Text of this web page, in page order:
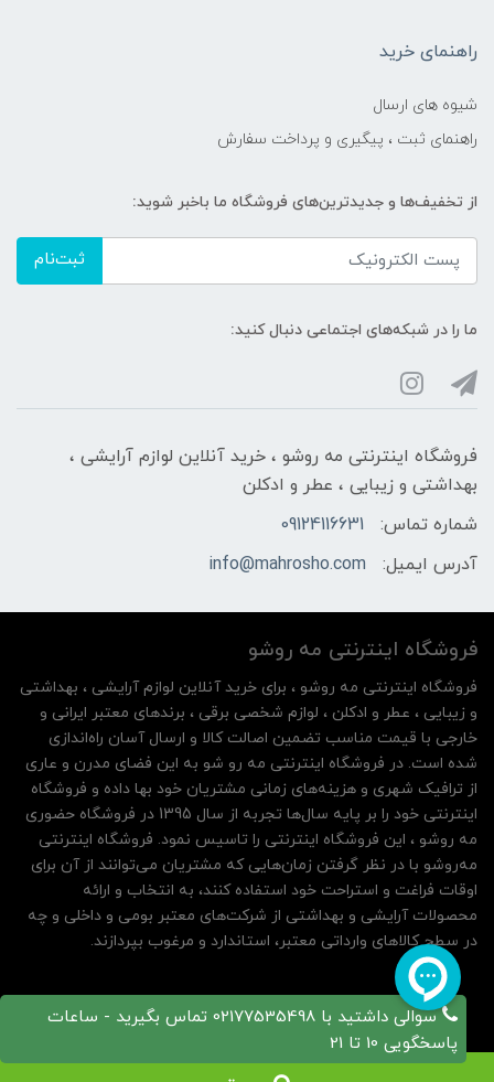
راهنمای خرید
شیوه های ارسال
راهنمای ثبت ، پیگیری و پرداخت سفارش
از تخفیف‌ها و جدیدترین‌های فروشگاه ما باخبر شوید:
ثبت‌نام
ما را در شبکه‌های اجتماعی دنبال کنید:
فروشگاه اینترنتی مه‌ رو‌شو ، خرید آنلاین لوازم آرایشی ،
بهداشتی و زیبایی ، عطر و ادکلن
شماره تماس:
09124116631
آدرس ایمیل:
info@mahrosho.com
سوالی داشتید با 02177535498 تماس بگیرید - ساعات
پاسخگویی 10 تا 21
فروشگاه اینترنتی مه‌ رو‌شو
فروشگاه اینترنتی مه‌ رو‌شو ، برای خرید آنلاین لوازم آرایشی ، بهداشتی
و زیبایی ، عطر و ادکلن ، لوازم شخصی برقی ، برندهای معتبر ایرانی و
خارجی با قیمت مناسب تضمین اصالت کالا و ارسال آسان راه‌اندازی
شده است. در فروشگاه اینترنتی مه رو شو به این فضای مدرن و عاری
از ترافیک شهری و هزینه‌های زمانی مشتریان خود بها داده و فروشگاه
اینترنتی خود را بر پایه سال‌ها تجربه از سال 1395 در فروشگاه حضوری
مه روشو ، این فروشگاه اینترنتی را تاسیس نمود. فروشگاه اینترنتی
مه‌رو‌شو با در نظر گرفتن زمان‌هایی که مشتریان می‌توانند از آن‌ برای
اوقات فراغت و استراحت خود استفاده کنند، به انتخاب و ارائه
محصولات آرایشی و بهداشتی از شرکت‌های معتبر بومی و داخلی و چه
در سطح کالاهای وارداتی معتبر، استاندارد و مرغوب بپردازند.